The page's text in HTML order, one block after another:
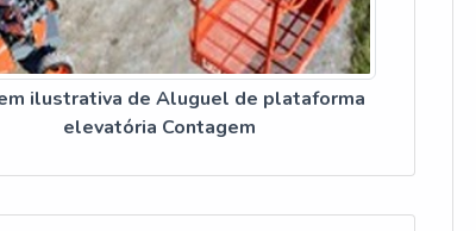
ilustrativa de Aluguel de plataforma
elevatória Contagem